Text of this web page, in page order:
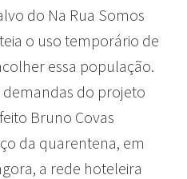
do Na Rua Somos
o uso temporário de
essa população.
do projeto
Bruno Covas
da quarentena, em
a rede hoteleira